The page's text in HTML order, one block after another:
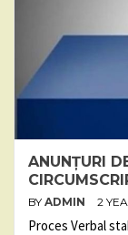
ANUNȚURI
BY ADMIN 2
Proces Verbal